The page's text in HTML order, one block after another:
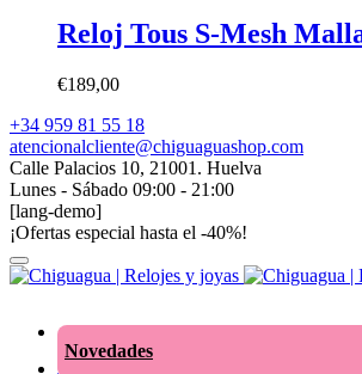
Reloj Tous S-Mesh
€189,00
+34 959 81 55 18
atencionalcliente@chiguaguashop.com
Calle Palacios 10, 21001. Huelva
Lunes - Sábado 09:00 - 21:00
[lang-demo]
¡Ofertas especial hasta el -40%!
Novedades
Joyas